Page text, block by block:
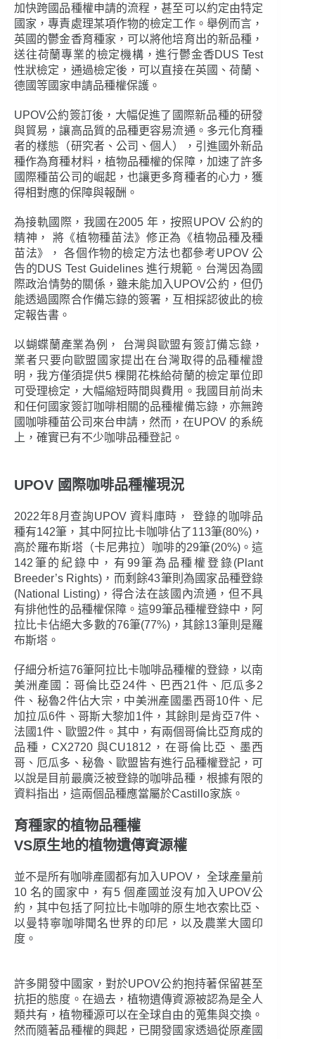
加快跨國品種權申請的流程，甚至可以約定由特定
國家，專責處理某項作物的檢定工作。舉例而言，
英國的鬱金香育種家，可以將他培育出的新品種，
送往荷蘭專業的檢定機構，進行鬱金香DUS Test
性狀檢定，通過檢定後，可以直接在英國、荷蘭、
德國等國家申請品種權保護。
UPOV公約簽訂後，大幅促進了國際新品種的研發
與貿易，讓高品質的品種更容易流通。多元化育種
者的樣態（研究者、公司、個人），引進國外新品
種作為育種材料，植物品種權的保障，加速了許多
國際種苗公司的崛起，也讓更多育種者的心力，獲
得相對應的保障與報酬。
為接軌國際，我國在2005 年，按照UPOV 公約的
精神， 將《植物種苗法》修正為《植物品種及種
苗法》， 各個作物的檢定方法也都參考UPOV 公
告的DUS Test Guidelines 進行規範。台灣因為國
際政治情勢的關係，雖未能加入UPOV公約，但仍
能透過國際合作備忘錄的簽署，互相採認彼此的檢
定報告書。
以蝴蝶蘭產業為例， 台灣與歐盟有簽訂備忘錄，
業者只要向歐盟國家提出在台灣取得的品種權證
明，我方僅須提供5 棵開花株給荷蘭的檢定單位即
可受理檢定，大幅縮短時間與費用。我國目前尚未
和任何國家簽訂咖啡相關的品種權備忘錄，亦無跨
國咖啡種苗公司來台申請，然而，在UPOV 的系統
上，確實已有不少咖啡品種登記。
UPOV 國際咖啡品種權現況
2022年8月查詢UPOV 資料庫時， 登錄的咖啡品
種有142筆，其中阿拉比卡咖啡佔了113筆(80%)，
高於羅布斯塔（卡尼弗拉）咖啡的29筆(20%)。這
142筆的紀錄中，有99筆為品種權登錄(Plant
Breeder’s Rights)，而剩餘43筆則為國家品種登錄
(National Listing)，得合法在該國內流通，但不具
有排他性的品種權保障。這99筆品種權登錄中，阿
拉比卡佔絕大多數的76筆(77%)，其餘13筆則是羅
布斯塔。
仔細分析這76筆阿拉比卡咖啡品種權的登錄，以南
美洲產國：哥倫比亞24件、巴西21件、厄瓜多2
件、秘魯2件佔大宗，中美洲產國墨西哥10件、尼
加拉瓜6件、哥斯大黎加1件，其餘則是肯亞7件、
法國1件、歐盟2件。其中，有兩個哥倫比亞育成的
品種，CX2720 與CU1812，在哥倫比亞、墨西
哥、厄瓜多、秘魯、歐盟皆有進行品種權登記，可
以說是目前最廣泛被登錄的咖啡品種，根據有限的
資料指出，這兩個品種應當屬於Castillo家族。
育種家的植物品種權
VS原生地的植物遺傳資源權
並不是所有咖啡產國都有加入UPOV， 全球產量前
10 名的國家中，有5 個產國並沒有加入UPOV公
約，其中包括了阿拉比卡咖啡的原生地衣索比亞、
以曼特寧咖啡聞名世界的印尼，以及農業大國印
度。
許多開發中國家，對於UPOV公約抱持著保留甚至
抗拒的態度。在過去，植物遺傳資源被認為是全人
類共有，植物種源可以在全球自由的蒐集與交換。
然而隨著品種權的興起，已開發國家透過從原產國